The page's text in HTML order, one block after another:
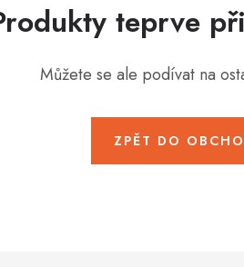
teprve
Můžete se ale podívat na
ZPĚT DO